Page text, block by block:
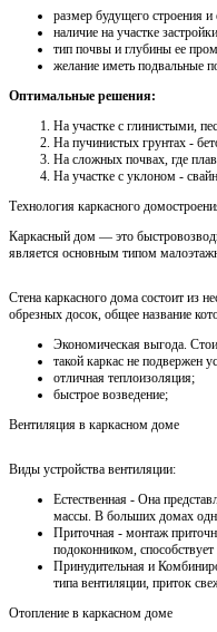
размер будущего строения и
наличие на участке
тип почвы и глубины ее
желание иметь подвальные
Оптимальные решения:
На участке с глинистыми,
На пучинистых грунтах -
На сложных почвах, где
На участке с уклоном -
Технология каркасного
Каркасный дом — это
является основным типом
Стена каркасного дома состоит из
обрезных досок, общее название
Экономическая выгода.
такой каркас не подвержен
отличная теплоизоляция;
быстрое возведение;
Вентиляция в каркасном доме
Виды устройства вентиляции:
Естественная - Она
массы. В больших домах
Приточная - монтаж
подоконником,
Принудительная и
типа вентиляции, приток
Отопление в каркасном доме